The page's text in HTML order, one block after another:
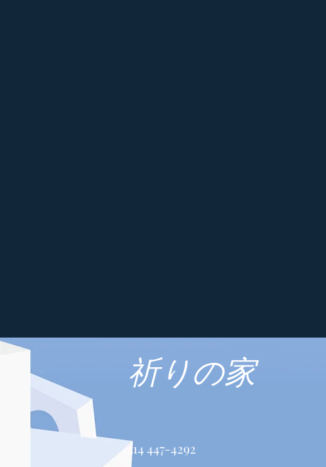
祈りの家
514 447-4292